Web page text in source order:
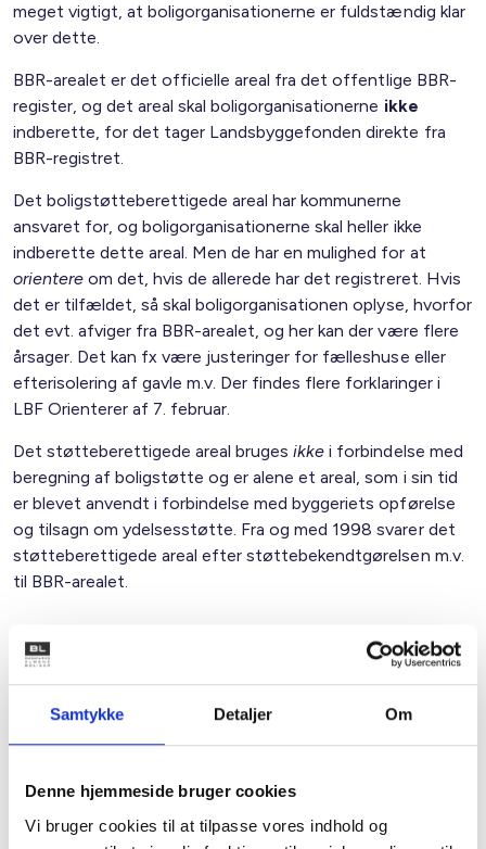
Samtykke Detaljer Om
Denne hjemmeside bruger cookies
Vi bruger cookies til at tilpasse vores indhold og
meget vigtigt, at boligorganisationerne er fuldstændig klar
over dette.
BBR-arealet er det officielle areal fra det offentlige BBR-
register, og det areal skal boligorganisationerne ikke
indberette, for det tager Landsbyggefonden direkte fra
BBR-registret.
Det boligstøtteberettigede areal har kommunerne
ansvaret for, og boligorganisationerne skal heller ikke
indberette dette areal. Men de har en mulighed for at
orientere om det, hvis de allerede har det registreret. Hvis
det er tilfældet, så skal boligorganisationen oplyse, hvorfor
det evt. afviger fra BBR-arealet, og her kan der være flere
årsager. Det kan fx være justeringer for fælleshuse eller
efterisolering af gavle m.v. Der findes flere forklaringer i
LBF Orienterer af 7. februar.
Det støtteberettigede areal brugesikke i forbindelse med
beregning af boligstøtte og er alene et areal, som i sin tid
er blevet anvendt i forbindelse med byggeriets opførelse
og tilsagn om ydelsesstøtte. Fra og med 1998 svarer det
støtteberettigede areal efter støttebekendtgørelsen m.v.
til BBR-arealet.
Samme arealer også efter 1. marts
Udbetaling Danmark efter 1. marts 2013 selvfølgelig være
de samme som før denne dato. Udgangspunktet vil være
efterisolering m.v. danner det boligstøtteberettigede areal,
som kommunen/Udbetaling Danmark har ansvaret for.